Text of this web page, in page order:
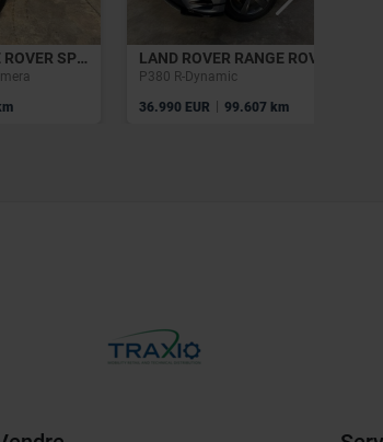
LAND ROVER RANGE ROVER SPORT
P380 R-Dynamic
36.990 EUR | 99.607 km